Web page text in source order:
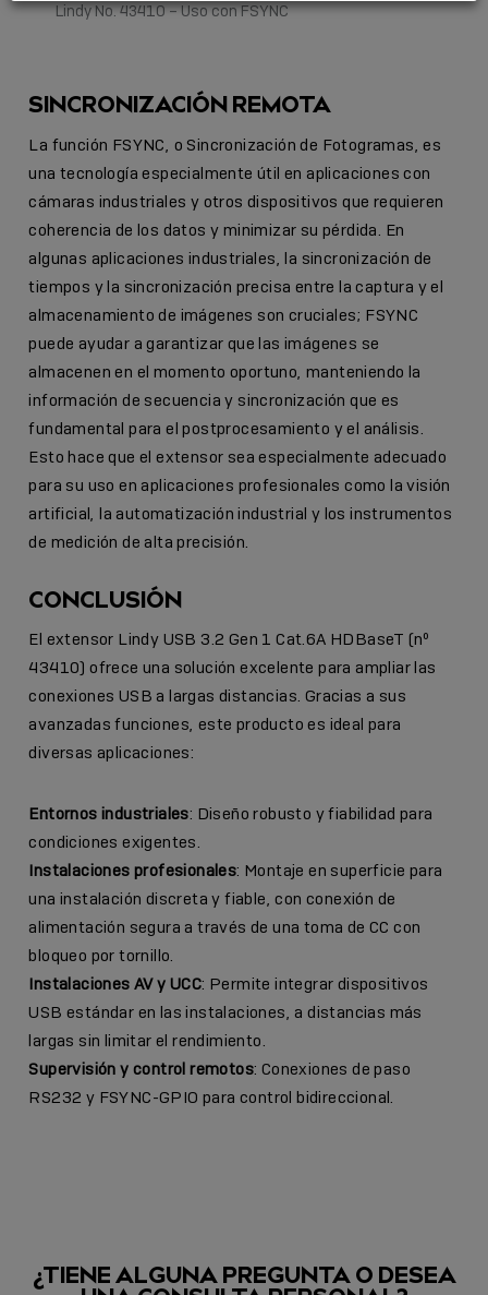
Lindy No. 43410 – Uso con FSYNC
SINCRONIZACIÓN REMOTA
La función FSYNC, o Sincronización de Fotogramas, es
una tecnología especialmente útil en aplicaciones con
cámaras industriales y otros dispositivos que requieren
coherencia de los datos y minimizar su pérdida. En
algunas aplicaciones industriales, la sincronización de
tiempos y la sincronización precisa entre la captura y el
almacenamiento de imágenes son cruciales; FSYNC
puede ayudar a garantizar que las imágenes se
almacenen en el momento oportuno, manteniendo la
información de secuencia y sincronización que es
fundamental para el postprocesamiento y el análisis.
Esto hace que el extensor sea especialmente adecuado
para su uso en aplicaciones profesionales como la visión
artificial, la automatización industrial y los instrumentos
de medición de alta precisión.
CONCLUSIÓN
El extensor Lindy USB 3.2 Gen 1 Cat.6A HDBaseT (nº
43410) ofrece una solución excelente para ampliar las
conexiones USB a largas distancias. Gracias a sus
avanzadas funciones, este producto es ideal para
diversas aplicaciones:
Entornos industriales: Diseño robusto y fiabilidad para
condiciones exigentes.
Instalaciones profesionales: Montaje en superficie para
una instalación discreta y fiable, con conexión de
alimentación segura a través de una toma de CC con
bloqueo por tornillo.
Instalaciones AV y UCC: Permite integrar dispositivos
USB estándar en las instalaciones, a distancias más
largas sin limitar el rendimiento.
Supervisión y control remotos: Conexiones de paso
RS232 y FSYNC-GPIO para control bidireccional.
¿TIENE ALGUNA PREGUNTA O DESEA